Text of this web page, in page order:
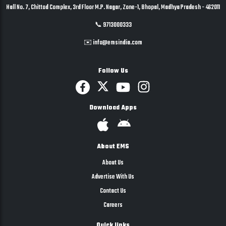
Hall No. 7, Chittod Complex, 3rd Floor M.P. Nagar, Zone-1, Bhopal, Madhya Pradesh - 462011
📞 9713000333
✉️ info@emsindia.com
Follow Us
Download Apps
About EMS
About Us
Advertise With Us
Contact Us
Careers